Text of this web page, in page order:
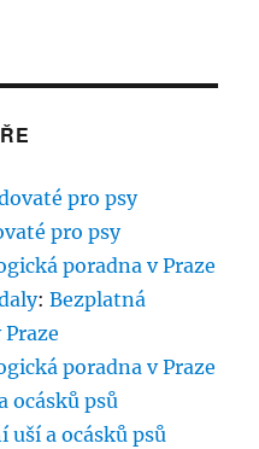
pro psy
pro psy
poradna v Praze
:Bezplatná
poradna v Praze
ocásků psů
uší a ocásků psů